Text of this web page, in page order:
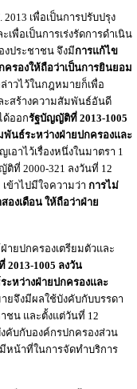
เพื่อเป็นการปรับปรุง
พื่อเป็นการเร่งรัดการดำเนิน
งประชาชน จึงมีการแก้ไข
รองให้ถือว่าเป็นการยินยอม
าวไว้ในกฎหมายก็เพื่อ
ะสร้างความสัมพันธ์อันดี
ด้ออกรัฐบัญญัติที่ 2013-1005
พันธ์ระหว่างฝ่ายปกครองและ
อาไว้เรื่องหนึ่งในมาตรา 1
ที่ 2000-321 ลงวันที่ 12
เข้าไปมีใจความว่า การไม่
องเดือน ให้ถือว่าฝ่าย
ยปกครองเตรียมตัวและ
1005 ลงวัน
ะหว่างฝ่ายปกครองและ
ยจึงมีผลใช้บังคับกับบรรดา
ชน และตั้งแต่วันที่ 12
คับกับองค์กรปกครองส่วน
หน้าที่ในการจัดทำบริการ